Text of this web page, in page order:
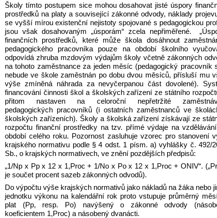
Školy tímto postupem sice mohou dosahovat jisté úspory
prostředků na platy a související zákonné odvody, náklady
se vyšší mírou existenční nejistoty spojované s pedagogickou
jsou však dosahovaným „úsporám“ zcela nepřiměřené.
finančních prostředků, které může škola dosáhnout
pedagogického pracovníka pouze na období školního
odpovídá zhruba mzdovým výdajům školy včetně zákonných
na tohoto zaměstnance za jeden měsíc (pedagogický pracovník
nebude ve škole zaměstnán po dobu dvou měsíců, přísluší mu
výše zmíněná náhrada za nevyčerpanou část dovolené).
financování činnosti škol a školských zařízení ze státního
přitom nastaven na celoroční nepřetržité
pedagogických pracovníků (i ostatních zaměstnanců ve
školských zařízeních). Školy a školská zařízení získávají ze
rozpočtu finanční prostředky na tzv. přímé výdaje na
období celého roku. Pozornost zasluhuje vzorec pro stanovení
krajského normativu podle § 4 odst. 1 písm. a) vyhlášky č. 492/
Sb., o krajských normativech, ve znění pozdějších předpisů:
„1/Np x Pp x 12 x 1,Proc + 1/No x Po x 12 x 1,Proc + ONIV“.
je součet procent sazeb zákonných odvodů).
Do výpočtu výše krajských normativů jako nákladů na žáka nebo
jednotku výkonu na kalendářní rok proto vstupuje průměrný
plat (Pp, resp. Po) navýšený o zákonné odvody
koeficientem 1,Proc) a násobený dvanácti.